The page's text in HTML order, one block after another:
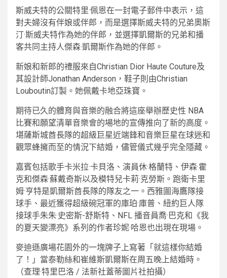
斯威夫特的公關特里·佩恩在一封電子郵件中表示，這
對夫婦沒有伴娘或伴郎，而是選擇斯威夫特的兄弟奧斯
汀·斯威夫特作為她的伴郎，並選擇凱爾斯的兄弟和播
客共同主持人傑森·凱爾斯作為她的伴郎。
新娘和新郎的禮服來自Christian Dior Haute Couture及
其設計師Jonathan Anderson，鞋子則由Christian
Louboutin訂製。她佩戴卡地亞珠寶。
期待已久的體育與音樂的融合將這座舉辦歷史性 NBA
比賽和願望清單音樂會的場地的宣傳推向了新的高度。
堪薩斯城酋長隊的超級巨星近端鋒和音樂巨星在球迷和
觀眾蜂擁而至的情況下結婚，儘管儀式幾乎完全隱藏。
嘉賓包括歌手卡米拉·卡貝洛、演員休·格蘭特、伊森·霍
克和傑森·蘇戴奇斯以及模特兒卡莉·克勞斯。跑衛卡里
姆·亨特是凱爾斯酋長隊的隊友之一。西雅圖海鷹隊接
球手、最近獲得超級碗冠軍的庫珀·庫普、紐約巨人隊
接球手朱朱·史密斯-舒斯特、NFL 播音員喬·巴克和《我
的夏天變漂亮》系列的作者珍妮·哈恩也出現在現場。
麥迪遜廣場花園外的一塊牌子上寫著「就這樣你結婚
了！」當泰勒絲和崔維斯凱爾斯在周五晚上結婚時。
（查理·特里巴洛 / 法新社蓋蒂圖片社拍攝）